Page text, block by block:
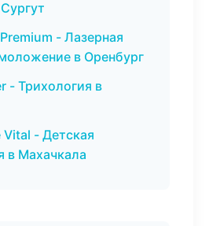
- Лазерная
в Оренбург
- Трихология в
- Детская
в Махачкала